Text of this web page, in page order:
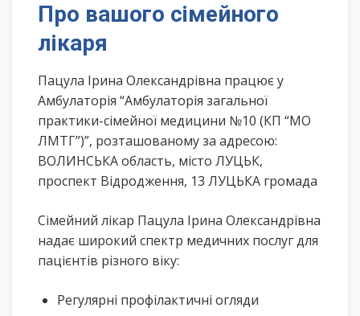
Про вашого сімейного
лікаря
Пацула Ірина Олександрівна працює у
Амбулаторія “Амбулаторія загальної
практики-сімейної медицини №10 (КП “МО
ЛМТГ”)”, розташованому за адресою:
ВОЛИНСЬКА область, місто ЛУЦЬК,
проспект Відродження, 13 ЛУЦЬКА громада
Сімейний лікар Пацула Ірина Олександрівна
надає широкий спектр медичних послуг для
пацієнтів різного віку:
Регулярні профілактичні огляди